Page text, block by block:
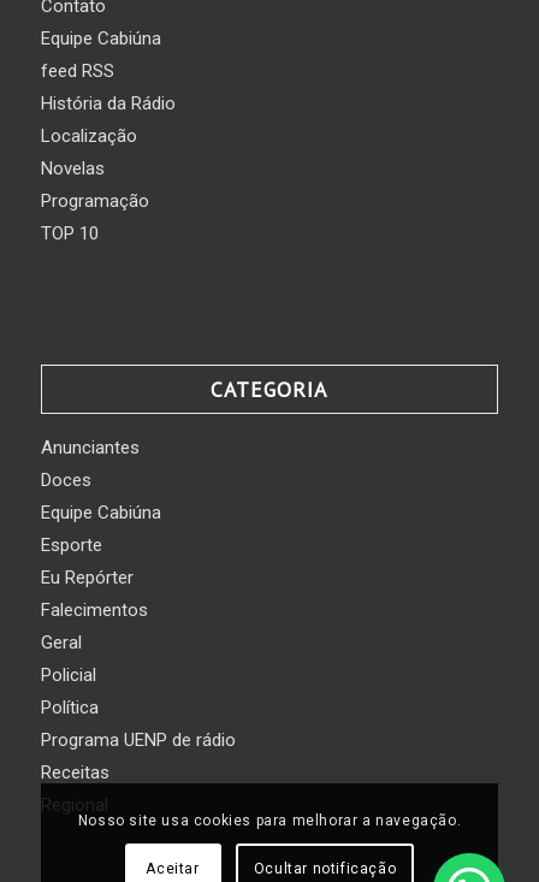
Contato
Equipe Cabiúna
feed RSS
História da Rádio
Localização
Novelas
Programação
TOP 10
CATEGORIA
Anunciantes
Doces
Equipe Cabiúna
Esporte
Eu Repórter
Falecimentos
Geral
Policial
Política
Programa UENP de rádio
Receitas
Regional
Nosso site usa cookies para melhorar a navegação.
Aceitar Ocultar notificação